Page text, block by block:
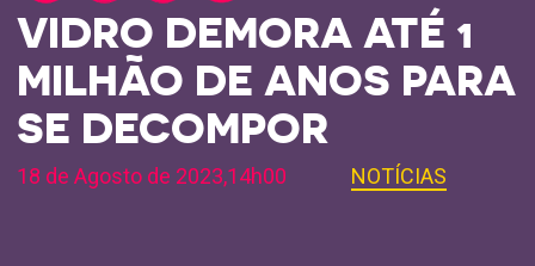
VIDRO DEMORA ATÉ 1
MILHÃO DE ANOS PARA
SE DECOMPOR
18 de Agosto de 2023,14h00 NOTÍCIAS